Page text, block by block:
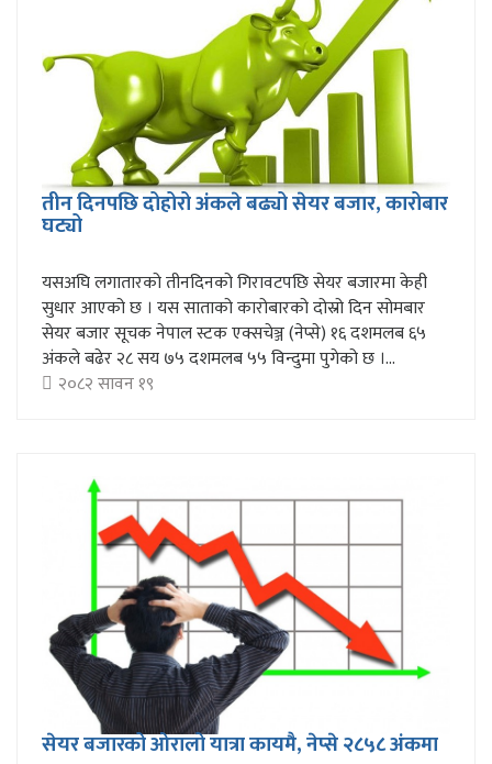
तीन दिनपछि दोहोरो अंकले बढ्यो सेयर बजार, कारोबार
घट्यो
यसअघि लगातारको तीनदिनको गिरावटपछि सेयर बजारमा केही
सुधार आएको छ । यस साताको कारोबारको दोस्रो दिन सोमबार
सेयर बजार सूचक नेपाल स्टक एक्सचेञ्ज (नेप्से) १६ दशमलब ६५
अंकले बढेर २८ सय ७५ दशमलब ५५ विन्दुमा पुगेको छ ।...
२०८२ सावन १९
सेयर बजारको ओरालो यात्रा कायमै, नेप्से २८५८ अंकमा